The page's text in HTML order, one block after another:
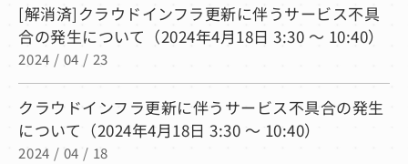
[解消済]クラウドインフラ更新に伴うサービス不具
合の発生について（2024年4月18日 3:30 ～ 10:40）
2024 / 04 / 23
クラウドインフラ更新に伴うサービス不具合の発生
について（2024年4月18日 3:30 ～ 10:40）
2024 / 04 / 18